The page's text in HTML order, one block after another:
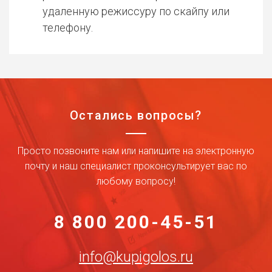
удаленную режиссуру по скайпу или
телефону.
Остались вопросы?
Просто позвоните нам или напишите на электронную
почту и наш специалист проконсультирует вас по
любому вопросу!
8 800 200-45-51
info@kupigolos.ru